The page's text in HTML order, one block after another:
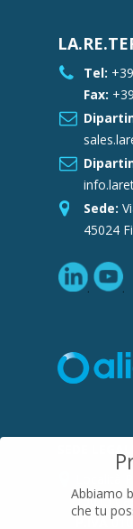
Tel:
Fax:
Sede:
45024
16015
Abbiamo
che tu